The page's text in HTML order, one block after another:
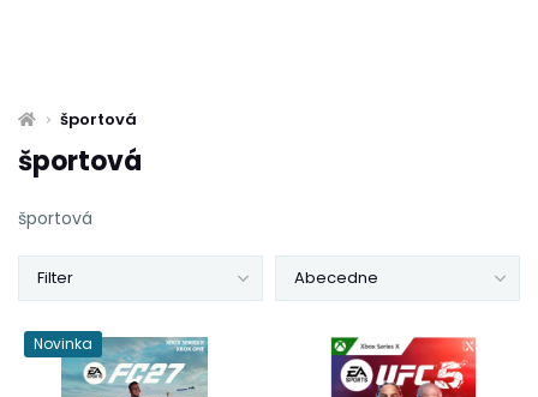
športová
športová
športová
Abecedne
Filter
Novinka